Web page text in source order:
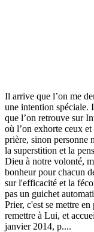
Il arrive que l’on me
une intention spéciale.
que l’on retrouve sur
où l’on exhorte ceux
prière, sinon personne
la superstition et la
Dieu à notre volonté,
bonheur pour chacun
sur l'efficacité et la
pas un guichet
Prier, c'est se mettre
remettre à Lui, et
janvier 2014, p....